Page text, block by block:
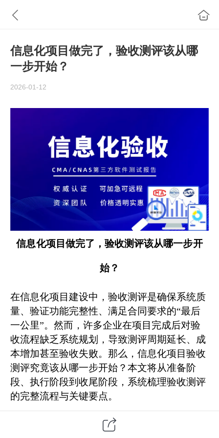
信息化项目做完了，验收测评该从哪
一步开始？
2026-01-12
信息化项目做完了，验收测评该从哪一步开
始？
在信息化项目建设中，验收测评是确保系统质
量、验证功能完整性、满足合同要求的“最后
一公里”。然而，许多企业在项目完成后对验
收流程缺乏系统规划，导致测评周期延长、成
本增加甚至验收失败。那么，信息化项目验收
测评究竟该从哪一步开始？本文将从准备阶
段、执行阶段到收尾阶段，系统梳理验收测评
的完整流程与关键要点。
一、验收测评的准备阶段：明确目标与资料